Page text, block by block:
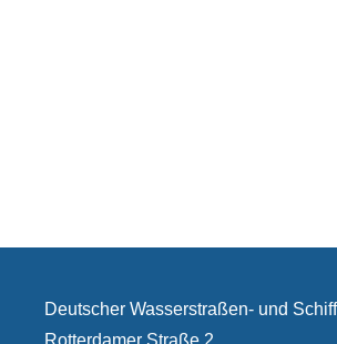
Deutscher Wasserstraßen- und
Rotterdamer Straße 2